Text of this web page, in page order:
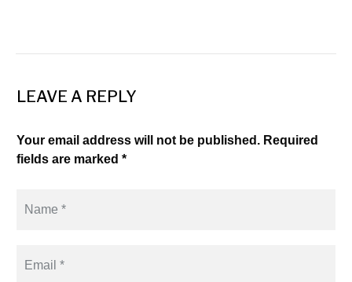
LEAVE A REPLY
Your email address will not be published. Required
fields are marked *